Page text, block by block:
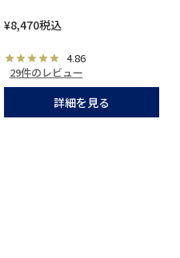
¥8,470税込
4.86
29件のレビュー
詳細を見る